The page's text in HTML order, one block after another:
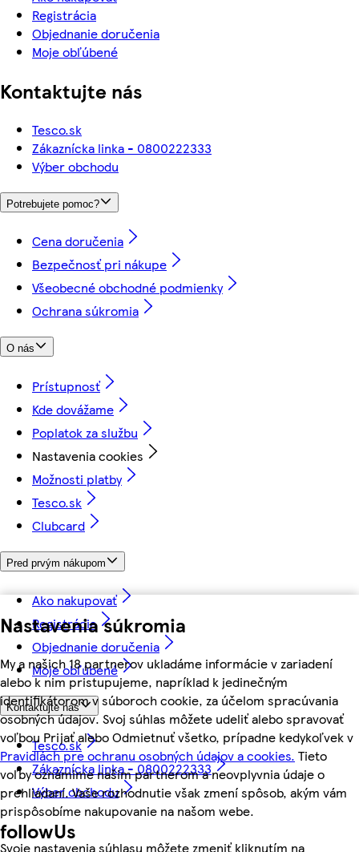
Nastavenia súkromia
My a našich 18 partnerov ukladáme informácie v zariadení
alebo k nim pristupujeme, napríklad k jedinečným
identifikátorom v súboroch cookie, za účelom spracúvania
osobných údajov. Svoj súhlas môžete udeliť alebo spravovať
voľbou Prijať alebo Odmietnuť všetko, prípadne kedykoľvek v
Pravidlách pre ochranu osobných údajov a cookies. Tieto
voľby oznámime našim partnerom a neovplyvnia údaje o
prehliadaní. Vaše rozhodnutie však zmení spôsob, akým vám
prispôsobíme nakupovanie na našom webe.
Svoje nastavenia súhlasu môžete zmeniť kliknutím na
Registrácia
Objednanie doručenia
Moje obľúbené
Kontaktujte nás
Tesco.sk
Zákaznícka linka - 0800222333
Výber obchodu
Potrebujete pomoc?
Cena doručenia
Bezpečnosť pri nákupe
Všeobecné obchodné podmienky
Ochrana súkromia
O nás
Prístupnosť
Kde dovážame
Poplatok za službu
Nastavenia cookies
Možnosti platby
Tesco.sk
Clubcard
Pred prvým nákupom
Ako nakupovať
Registrácia
Objednanie doručenia
Moje obľúbené
Kontaktujte nás
Tesco.sk
Zákaznícka linka - 0800222333
Výber obchodu
followUs